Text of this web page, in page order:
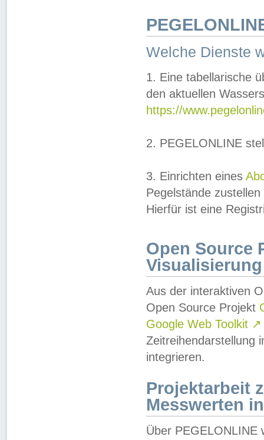
Welche Dienste
1. Eine tabellarische
den aktuellen
https://
2. PEGELONLINE
3. Einrichten eines
Pegelstände
Hierfür ist eine
Open Source
Visualisierung
Aus der interaktiven
Open Source Projekt
Google Web Toolkit ↗
Zeitreihendarstellung
integrieren.
Projektarbeit
Messwerten
Über PEGELONLINE